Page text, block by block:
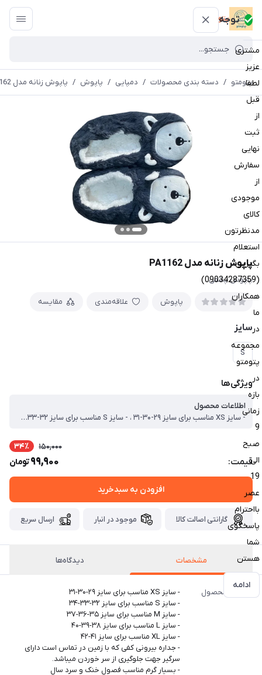
توجه
مشتری
عزیز
لطفا
قبل
از
ثبت
نهایی
سفارش
از
موجودی
کالای
مدنظرتون
استعلام
بگیرین
(09034287359)
همکاران
ما
در
مجموعه
پتومتو
در
بازه
زمانی
9
صبح
الی
19
عصر
بااحترام
پاسخگوی
شما
هستن
ادامه
پتومتو
پتومتو / دسته بندی محصولات / دمپایی / پاپوش / پاپوش زنانه مدل PA1162
پاپوش زنانه مدل PA1162
پاپوش پشمی
پاپوش علاقه‌مندی مقایسه
سایز
S
ویژگی‌ها
اطلاعات محصول
- سایز XS مناسب برای سایز ۲۹-۳۰-۳۱ ، - سایز S مناسب برای سایز ۳۲-۳۳-۳۴ ، - سایز M مناسب برای سایز ۳۵-۳۶-۳۷ ، - سایز L مناسب برای سایز ۳۸-۳۹-۴۰ ، - سایز XL مناسب برای سایز ۴۱-۴۲ ، - جداره بیرونی کفی که با زمین در تماس است دارای سرگیر جهت جلوگیری از سر خوردن میباشد. ، - بسیار گرم مناسب فصول خنک و سرد سال ، - قابل شستشو در ماشین لباسشویی ، - کیفیت عالی
قیمت:
150,000 34٪
99,900تومان
افزودن به سبدخرید
گارانتی اصالت کالا موجود در انبار ارسال سریع
مشخصات دیدگاه‌ها
اطلاعات محصول
- سایز XS مناسب برای سایز ۲۹-۳۰-۳۱
- سایز S مناسب برای سایز ۳۲-۳۳-۳۴
- سایز M مناسب برای سایز ۳۵-۳۶-۳۷
- سایز L مناسب برای سایز ۳۸-۳۹-۴۰
- سایز XL مناسب برای سایز ۴۱-۴۲
- جداره بیرونی کفی که با زمین در تماس است دارای
سرگیر جهت جلوگیری از سر خوردن میباشد.
- بسیار گرم مناسب فصول خنک و سرد سال